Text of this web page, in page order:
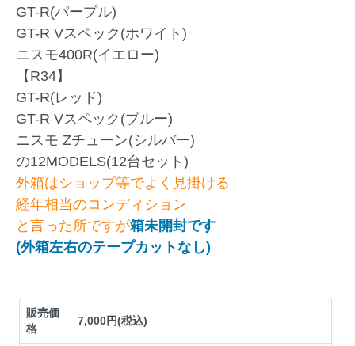
GT-R(パープル)
GT-R Vスペック(ホワイト)
ニスモ400R(イエロー)
【R34】
GT-R(レッド)
GT-R Vスペック(ブルー)
ニスモ Zチューン(シルバー)
の12MODELS(12台セット)
外箱はショップ等でよく見掛ける
経年相当のコンディション
と言った所ですが箱未開封です
(外箱左右のテープカットなし)
販売価
格
7,000円(税込)